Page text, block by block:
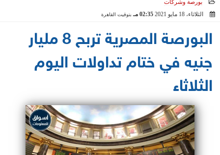
بورصة وشركات
الثلاثاء، 18 مايو 2021
02:35 مـ بتوقيت القاهرة
البورصة المصرية تربح 8 مليار
جنيه في ختام تداولات اليوم
الثلاثاء